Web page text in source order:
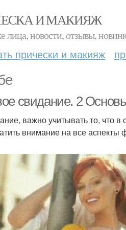
И МАКИЯЖ
новости, отзывы,
прически и макияж
свидание. 2
важно учитывать то, что
внимание на все